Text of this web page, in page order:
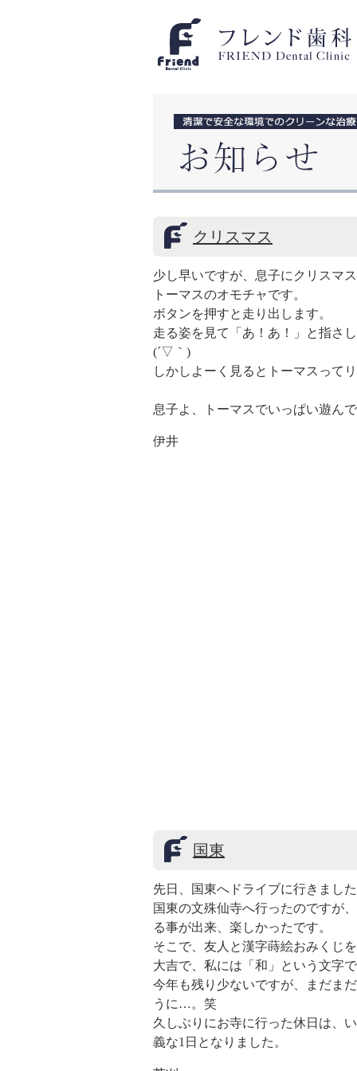
クリスマス
少し早いですが、息子にクリスマ
トーマスのオモチャです。
ボタンを押すと走り出します。
走る姿を見て「あ！あ！」と指さ
(´▽｀)
しかしよーく見るとトーマスって
息子よ、トーマスでいっぱい遊ん
伊井
国東
先日、国東へドライブに行きまし
国東の文殊仙寺へ行ったのですが
る事が出来、楽しかったです。
そこで、友人と漢字蒔絵おみくじ
大吉で、私には「和」という文字
今年も残り少ないですが、まだま
うに…。笑
久しぶりにお寺に行った休日は、
義な1日となりました。